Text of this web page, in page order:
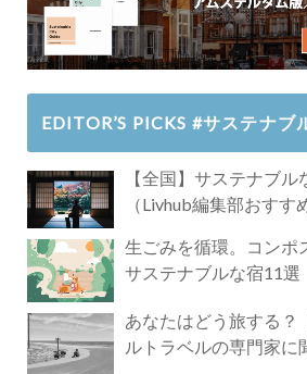
EDITOR’S PICKS #サステナブ
【全国】サステナブ
（Livhub編集部おすす
生ごみを循環。コンポ
サステナブルな宿11選
あなたはどう旅する？ ｜ 英国サステナブ
ルトラベルの専門家に